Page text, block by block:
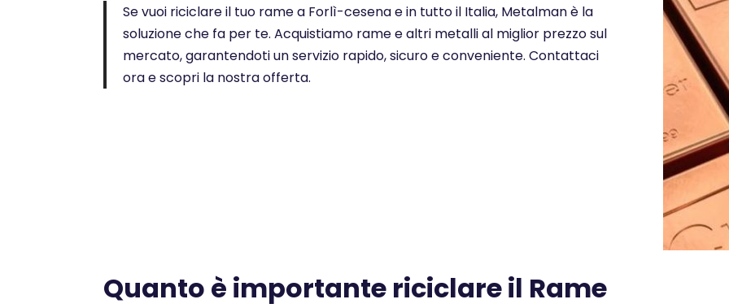
Se vuoi riciclare il tuo rame a Forlì-cesena e in tutto il Italia, Metalman è la
soluzione che fa per te. Acquistiamo rame e altri metalli al miglior prezzo sul
mercato, garantendoti un servizio rapido, sicuro e conveniente. Contattaci
ora e scopri la nostra offerta.
Quanto è importante riciclare il Rame